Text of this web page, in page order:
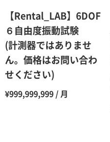
7ヶ月
8ヶ月
9ヶ月
【Rental_LAB】6DOF
６自由度振動試験
(計測器ではありませ
ん。価格はお問い合わ
せください)
¥999,999,999 / 月